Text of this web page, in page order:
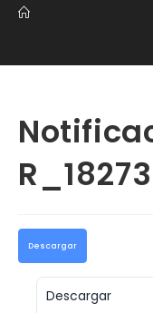
R_18273
Descargar
Descargar